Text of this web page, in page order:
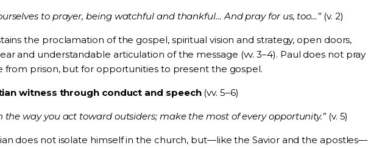
to prayer, being watchful and thankful… And pray for us, too…”(v. 2)
the proclamation of the gospel, spiritual vision and strategy, open doors,
and understandable articulation of the message (vv. 3–4). Paul does not pray
from prison, but for opportunities to present the gospel.
witness through conduct and speech(vv. 5–6)
the way you act toward outsiders; make the most of every opportunity.”(v. 5)
does not isolate himself in the church, but—like the Savior and the apostles—